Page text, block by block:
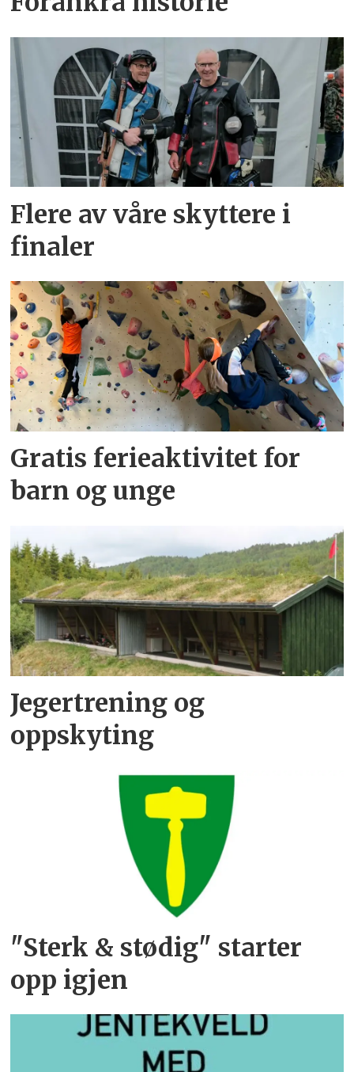
Flere av våre skyttere i
finaler
Gratis ferieaktivitet for
barn og unge
Jegertrening og
oppskyting
"Sterk & stødig" starter
opp igjen